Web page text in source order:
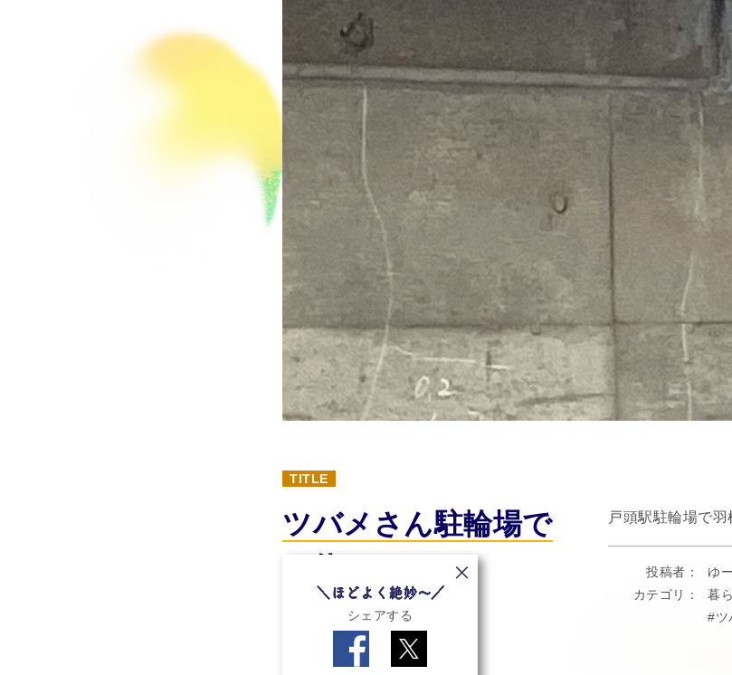
TITLE
ツバメさん駐輪場で
戸頭駅駐輪場で
シェアする
投稿者
ゆ
カテゴリ
暮
ツ